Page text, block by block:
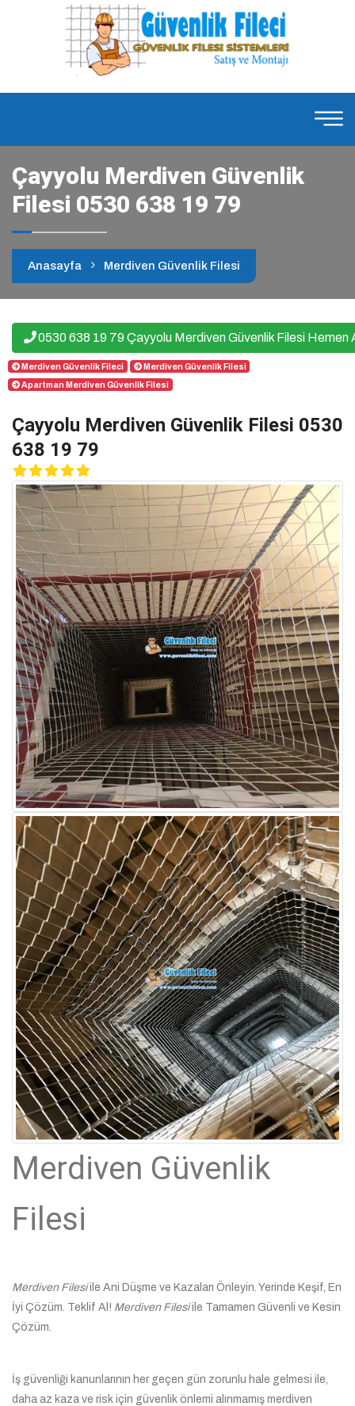
Çayyolu Merdiven Güvenlik
Filesi 0530 638 19 79
Anasayfa Merdiven Güvenlik Filesi
0530 638 19 79 Çayyolu Merdiven Güvenlik Filesi Hemen
Merdiven Güvenlik Fileci Merdiven Güvenlik Filesi
Apartman Merdiven Güvenlik Filesi
Çayyolu Merdiven Güvenlik Filesi 0530
638 19 79
Merdiven Güvenlik
Filesi
Merdiven Filesiile Ani Düşme ve Kazaları Önleyin. Yerinde Keşif, En
İyi Çözüm. Teklif Al! Merdiven Filesiile Tamamen Güvenli ve Kesin
Çözüm.
İş güvenliği kanunlarının her geçen gün zorunlu hale gelmesi ile,
daha az kaza ve risk için güvenlik önlemi alınmamış merdiven